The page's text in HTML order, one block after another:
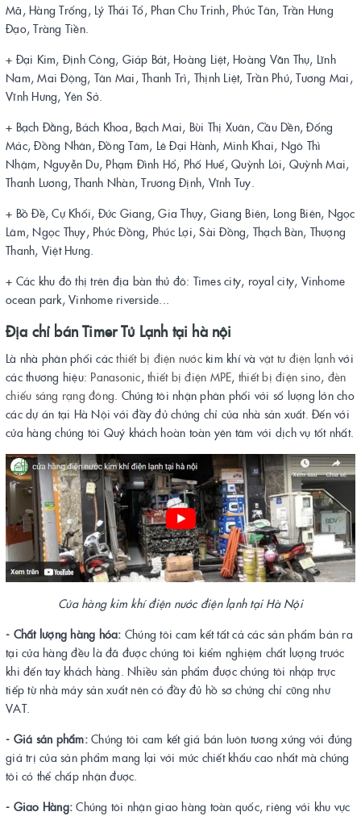
Mã, Hàng Trống, Lý Thái Tổ, Phan Chu Trinh, Phúc Tân, Trần Hưng
Đạo, Tràng Tiền.
+ Đại Kim, Định Công, Giáp Bát, Hoàng Liệt, Hoàng Văn Thụ, Lĩnh
Nam, Mai Động, Tân Mai, Thanh Trì, Thịnh Liệt, Trần Phú, Tương Mai,
Vĩnh Hưng, Yên Sở.
+ Bạch Đằng, Bách Khoa, Bạch Mai, Bùi Thị Xuân, Cầu Dền, Đống
Mác, Đồng Nhân, Đồng Tâm, Lê Đại Hành, Minh Khai, Ngô Thì
Nhậm, Nguyễn Du, Phạm Đình Hổ, Phố Huế, Quỳnh Lôi, Quỳnh Mai,
Thanh Lương, Thanh Nhàn, Trương Định, Vĩnh Tuy.
+ Bồ Đề, Cự Khối, Đức Giang, Gia Thụy, Giang Biên, Long Biên, Ngọc
Lâm, Ngọc Thụy, Phúc Đồng, Phúc Lợi, Sài Đồng, Thạch Bàn, Thượng
Thanh, Việt Hưng.
+ Các khu đô thị trên địa bàn thủ đô: Times city, royal city, Vinhome
ocean park, Vinhome riverside...
Địa chỉ bánTimer Tủ Lạnh tại hà nội
Là nhà phân phối cácthiết bị điện nướckim khí và vật tư điện lạnhvới
các thương hiệu: Panasonic, thiết bị điện MPE, thiết bị điện sino, đèn
chiếu sáng rạng đông . Chúng tôi nhận phân phối với số lượng lớn cho
các dự án tại Hà Nội với đầy đủ chứng chỉ của nhà sản xuất. Đến với
cửa hàng chúng tôi Quý khách hoàn toàn yên tâm với dịch vụ tốt nhất.
Cửa hàng kim khí điện nước điện lạnh tại Hà Nội
- Chất lượng hàng hóa: Chúng tôi cam kết tất cả các sản phẩm bán ra
tại cửa hàng đều là đã được chúng tôi kiểm nghiệm chất lượng trước
khi đến tay khách hàng. Nhiều sản phẩm được chúng tôi nhập trực
tiếp từ nhà máy sản xuất nên có đầy đủ hồ sơ chứng chỉ cũng như
VAT.
- Giá sản phẩm:Chúng tôi cam kết giá bán luôn tương xứng với đúng
giá trị của sản phẩm mang lại với mức chiết khấu cao nhất mà chúng
tôi có thể chấp nhận được.
- Giao Hàng: Chúng tôi nhận giao hàng toàn quốc, riêng với khu vực